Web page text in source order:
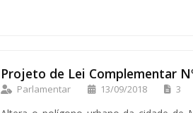
Projeto de Lei Complementar
Parlamentar 13/09/2018 3